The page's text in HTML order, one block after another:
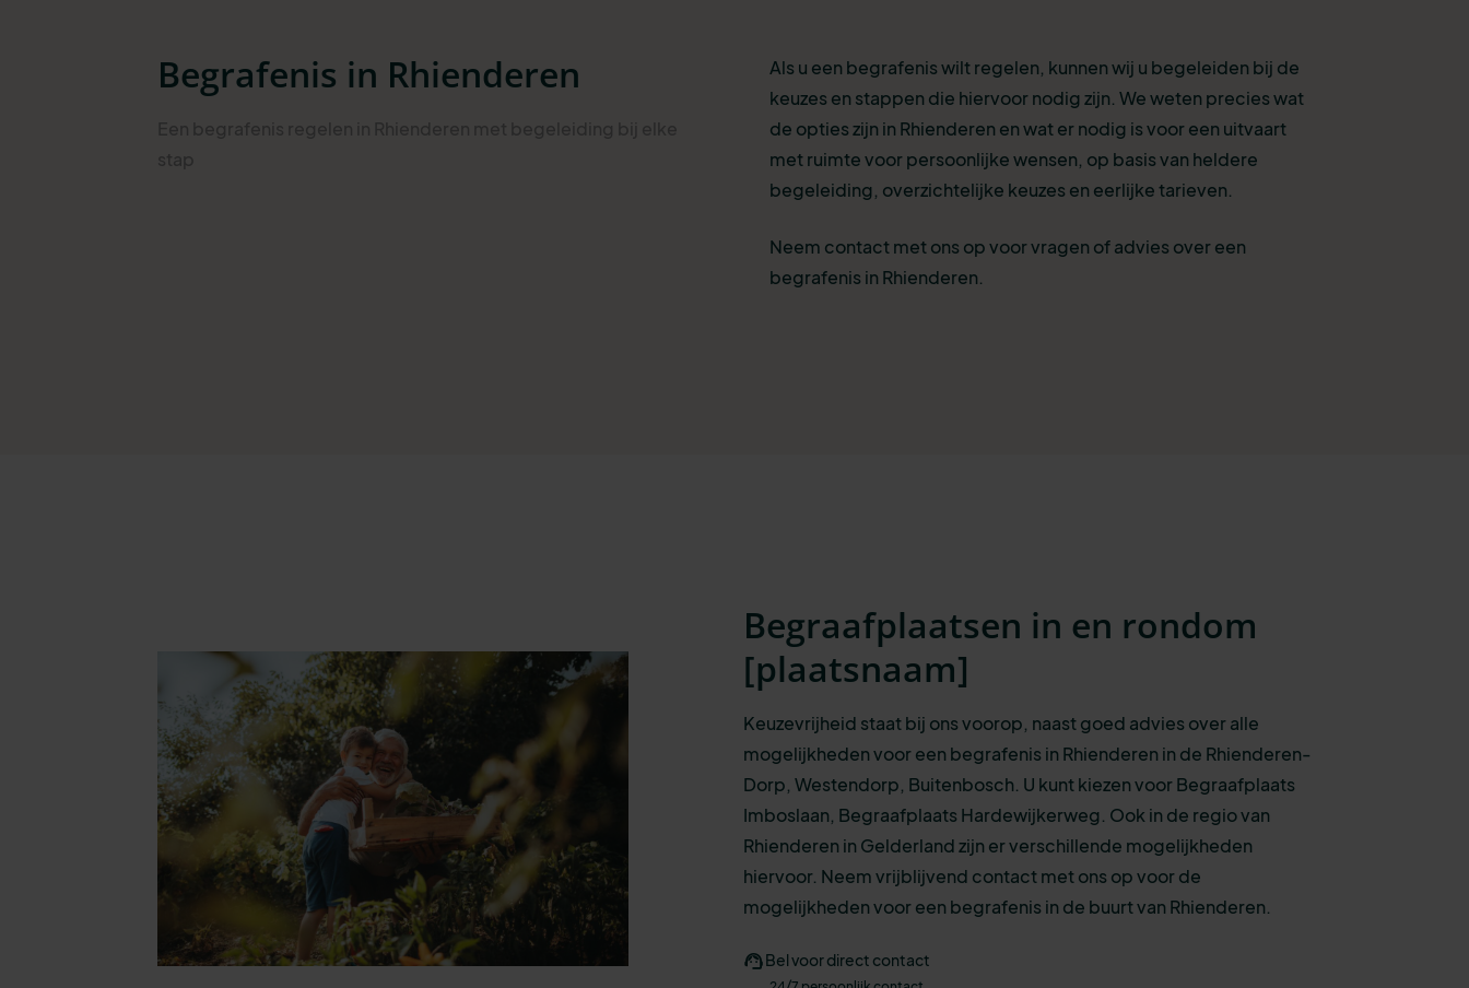
Begrafenis in Rhienderen
Als u een begrafenis wilt regelen, kunnen wij u begeleiden bij de
keuzes en stappen die hiervoor nodig zijn. We weten precies wat
de opties zijn in Rhienderen en wat er nodig is voor een uitvaart
met ruimte voor persoonlijke wensen, op basis van heldere
begeleiding, overzichtelijke keuzes en eerlijke tarieven.
Neem contact met ons op voor vragen of advies over een
begrafenis in Rhienderen.
Begraafplaatsen in en rondom
[plaatsnaam]
Keuzevrijheid staat bij ons voorop, naast goed advies over alle
mogelijkhedenvoor een begrafenis in Rhienderen in de Rhienderen-
Dorp, Westendorp, Buitenbosch. U kunt kiezen voorBegraafplaats
Imboslaan, Begraafplaats Hardewijkerweg. Ook in de regio van
Rhienderen in Gelderland zijn er verschillende mogelijkheden
hiervoor. Neem vrijblijvend contact met ons op voor de
mogelijkheden voor een begrafenis in de buurt van Rhienderen.
Bel voor direct contact